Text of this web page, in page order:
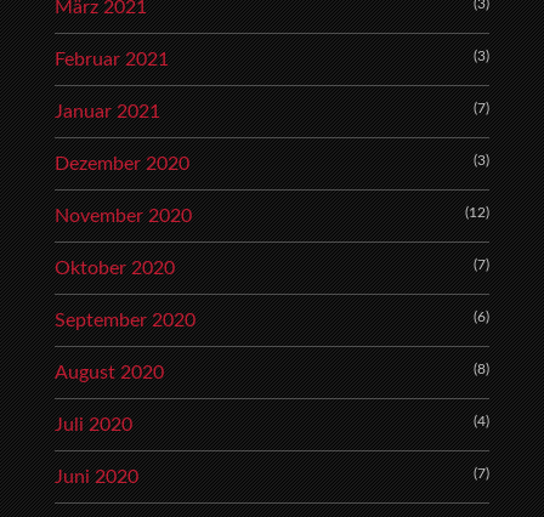
März 2021 (3)
Februar 2021 (3)
Januar 2021 (7)
Dezember 2020 (3)
November 2020 (12)
Oktober 2020 (7)
September 2020 (6)
August 2020 (8)
Juli 2020 (4)
Juni 2020 (7)